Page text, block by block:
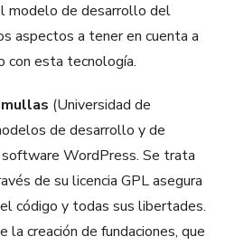
modelo de desarrollo del
aspectos a tener en cuenta a
con esta tecnología.
(Universidad de
de desarrollo y de
WordPress. Se trata
de su licencia GPL asegura
código y todas sus libertades.
la creación de fundaciones, que